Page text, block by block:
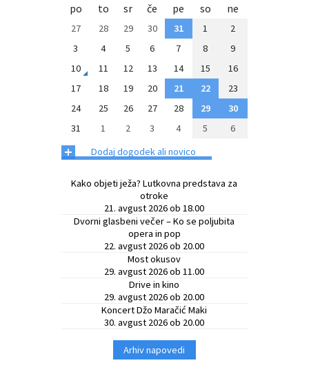
po
to sr če pe so ne
27 28 29 30 31 1
2
3
4 5 6 7 8
9
10
11 12 13 14 15
16
17
18 19 20 21 22
23
24
25 26 27 28 29
30
31
1 2 3 4 5 6
+ Dodaj dogodek ali novico
Kako objeti ježa? Lutkovna predstava za
otroke
21. avgust 2026 ob 18.00
Dvorni glasbeni večer – Ko se poljubita
opera in pop
22. avgust 2026 ob 20.00
Most okusov
29. avgust 2026 ob 11.00
Drive in kino
29. avgust 2026 ob 20.00
Koncert Džo Maračić Maki
30. avgust 2026 ob 20.00
Arhiv napovedi